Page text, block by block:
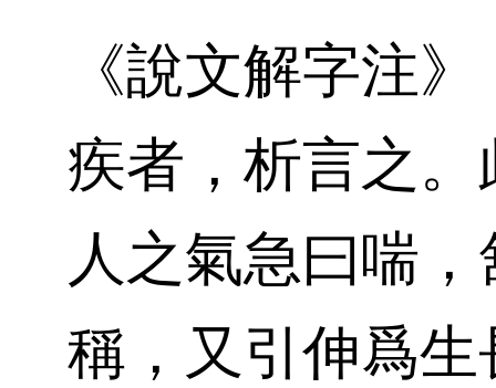
《說文解字注
疾者，析言之
人之氣急曰喘
稱，又引伸爲